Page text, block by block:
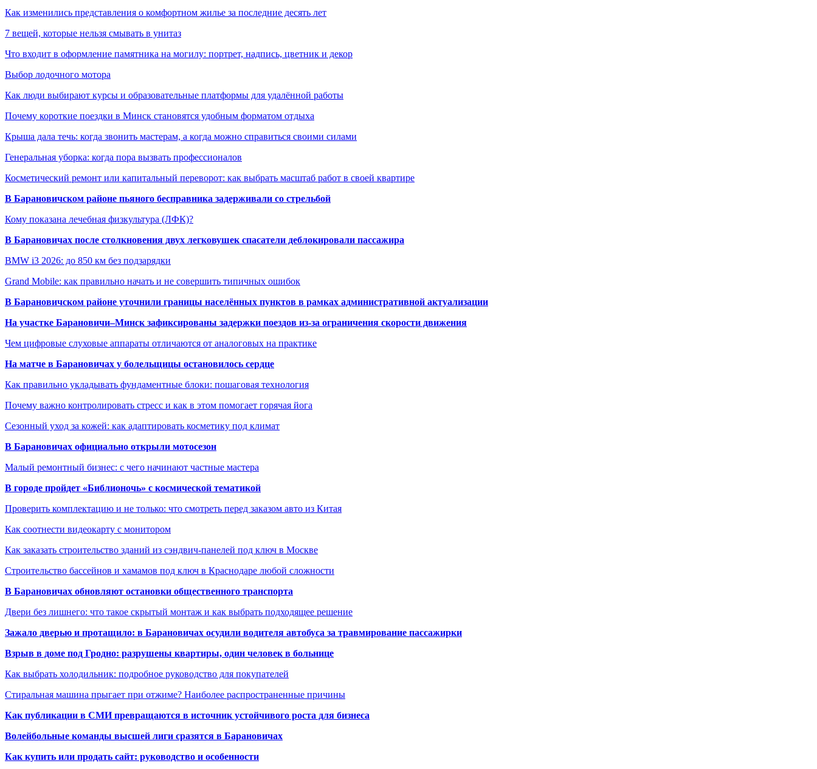
Как изменились представления о комфортном жилье за последние десять лет
7 вещей, которые нельзя смывать в унитаз
Что входит в оформление памятника на могилу: портрет, надпись, цветник и декор
Выбор лодочного мотора
Как люди выбирают курсы и образовательные платформы для удалённой работы
Почему короткие поездки в Минск становятся удобным форматом отдыха
Крыша дала течь: когда звонить мастерам, а когда можно справиться своими силами
Генеральная уборка: когда пора вызвать профессионалов
Косметический ремонт или капитальный переворот: как выбрать масштаб работ в своей квартире
В Барановичском районе пьяного бесправника задерживали со стрельбой
Кому показана лечебная физкультура (ЛФК)?
В Барановичах после столкновения двух легковушек спасатели деблокировали пассажира
BMW i3 2026: до 850 км без подзарядки
Grand Mobile: как правильно начать и не совершить типичных ошибок
В Барановичском районе уточнили границы населённых пунктов в рамках административной актуализации
На участке Барановичи–Минск зафиксированы задержки поездов из-за ограничения скорости движения
Чем цифровые слуховые аппараты отличаются от аналоговых на практике
На матче в Барановичах у болельщицы остановилось сердце
Как правильно укладывать фундаментные блоки: пошаговая технология
Почему важно контролировать стресс и как в этом помогает горячая йога
Сезонный уход за кожей: как адаптировать косметику под климат
В Барановичах официально открыли мотосезон
Малый ремонтный бизнес: с чего начинают частные мастера
В городе пройдет «Библионочь» с космической тематикой
Проверить комплектацию и не только: что смотреть перед заказом авто из Китая
Как соотнести видеокарту с монитором
Как заказать строительство зданий из сэндвич-панелей под ключ в Москве
Строительство бассейнов и хамамов под ключ в Краснодаре любой сложности
В Барановичах обновляют остановки общественного транспорта
Двери без лишнего: что такое скрытый монтаж и как выбрать подходящее решение
Зажало дверью и протащило: в Барановичах осудили водителя автобуса за травмирование пассажирки
Взрыв в доме под Гродно: разрушены квартиры, один человек в больнице
Как выбрать холодильник: подробное руководство для покупателей
Стиральная машина прыгает при отжиме? Наиболее распространенные причины
Как публикации в СМИ превращаются в источник устойчивого роста для бизнеса
Волейбольные команды высшей лиги сразятся в Барановичах
Как купить или продать сайт: руководство и особенности